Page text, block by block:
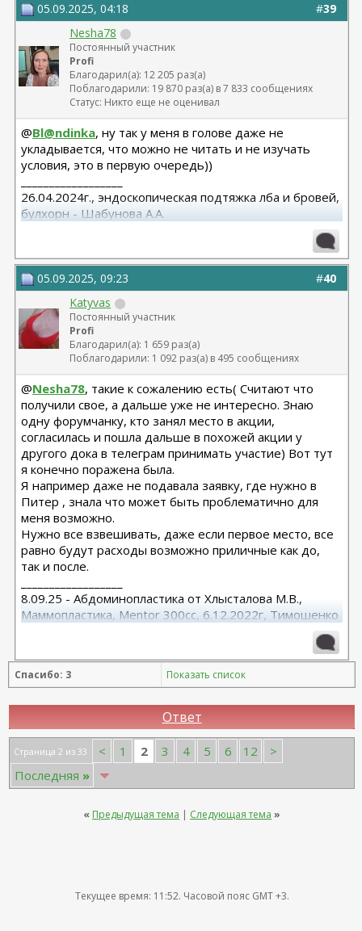
#39
05.09.2025, 04:18
Nesha78
Постоянный участник
Profi
Благодарил(а): 12 205 раз(а)
Поблагодарили: 19 870 раз(а) в 7 833 сообщениях
Статус: Никто еще не оценивал
@Bl@ndinka, ну так у меня в голове даже не
укладывается, что можно не читать и не изучать
условия, это в первую очередь))
26.04.2024г., эндоскопическая подтяжка лба и бровей,
булхорн - Шабунова А.А.
06.12.2024г., бодилифт, липофилинг ягодиц, редукция
22.09.2025г. брахио пластика+торсопластика -
Бабикова М.А.
06.01.2026г. феморо пластика+липо ног - Бабикова
М.А.
#40
05.09.2025, 09:23
Katyvas
Постоянный участник
Profi
Благодарил(а): 1 659 раз(а)
Поблагодарили: 1 092 раз(а) в 495 сообщениях
@Nesha78, такие к сожалению есть( Считают что
получили свое, а дальше уже не интересно. Знаю
одну форумчанку, кто занял место в акции,
согласилась и пошла дальше в похожей акции у
другого дока в телеграм принимать участие) Вот тут
я конечно поражена была.
Я например даже не подавала заявку, где нужно в
Питер , знала что может быть проблематично для
меня возможно.
Нужно все взвешивать, даже если первое место, все
равно будут расходы возможно приличные как до,
так и после.
8.09.25 - Абдоминопластика от Хлысталова М.В.,
Маммопластика, Mentor 300cc, 6.12.2022г, Тимошенко
Спасибо: 3 Показать список
Ответ
Страница 2 из 33 < 1 2 3 4 5 6 12
>
Последняя »
« Предыдущая тема | Следующая тема »
Текущее время: 11:52. Часовой пояс GMT +3.